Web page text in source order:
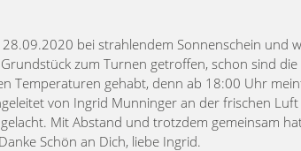
bei strahlendem Sonnenschein und
zum Turnen getroffen, schon sind
Temperaturen gehabt, denn ab 18:00 Uhr
von Ingrid Munninger an der frischen
Mit Abstand und trotzdem gemeinsam
Schön an Dich, liebe Ingrid.